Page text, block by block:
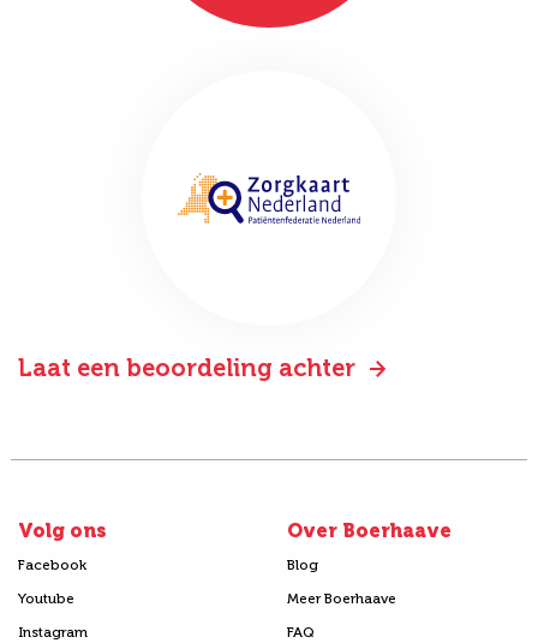
Laat een beoordeling achter
Volg ons
Facebook
Youtube
Instagram
Over Boerhaave
Blog
Meer Boerhaave
FAQ